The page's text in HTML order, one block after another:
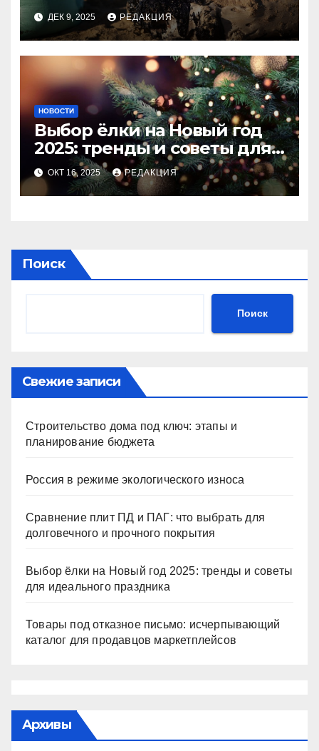
ДЕК 9, 2025 РЕДАКЦИЯ
НОВОСТИ
Выбор ёлки на Новый год
2025: тренды и советы для
идеального праздника
ОКТ 16, 2025 РЕДАКЦИЯ
Поиск
Поиск
Свежие записи
Строительство дома под ключ: этапы и
планирование бюджета
Россия в режиме экологического износа
Сравнение плит ПД и ПАГ: что выбрать для
долговечного и прочного покрытия
Выбор ёлки на Новый год 2025: тренды и советы
для идеального праздника
Товары под отказное письмо: исчерпывающий
каталог для продавцов маркетплейсов
Архивы